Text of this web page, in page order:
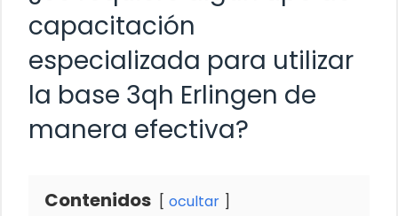
capacitación
especializada para utilizar
la base 3qh Erlingen de
manera efectiva?
Contenidos ocultar